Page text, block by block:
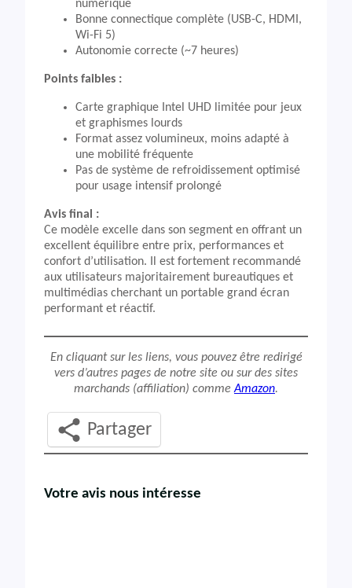
numérique
Bonne connectique complète (USB-C, HDMI,
Wi-Fi 5)
Autonomie correcte (~7 heures)
Points faibles :
Carte graphique Intel UHD limitée pour jeux
et graphismes lourds
Format assez volumineux, moins adapté à
une mobilité fréquente
Pas de système de refroidissement optimisé
pour usage intensif prolongé
Avis final :
Ce modèle excelle dans son segment en offrant un
excellent équilibre entre prix, performances et
confort d’utilisation. Il est fortement recommandé
aux utilisateurs majoritairement bureautiques et
multimédias cherchant un portable grand écran
performant et réactif.
En cliquant sur les liens, vous pouvez être redirigé
vers d’autres pages de notre site ou sur des sites
marchands (affiliation) commeAmazon.
Partager
Votre avis nous intéresse